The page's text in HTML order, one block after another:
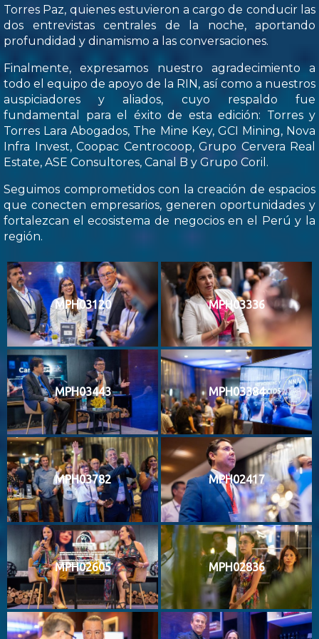
Torres Paz, quienes estuvieron a cargo de conducir las
dos entrevistas centrales de la noche, aportando
profundidad y dinamismo a las conversaciones.
Finalmente, expresamos nuestro agradecimiento a
todo el equipo de apoyo de la RIN, así como a nuestros
auspiciadores y aliados, cuyo respaldo fue
fundamental para el éxito de esta edición: Torres y
Torres Lara Abogados, The Mine Key, GCI Mining, Nova
Infra Invest, Coopac Centrocoop, Grupo Cervera Real
Estate, ASE Consultores, Canal B y Grupo Coril.
Seguimos comprometidos con la creación de espacios
que conecten empresarios, generen oportunidades y
fortalezcan el ecosistema de negocios en el Perú y la
región.
MPH03120 MPH03336
MPH03443 MPH03384
MPH03782 MPH02417
MPH02605 MPH02836